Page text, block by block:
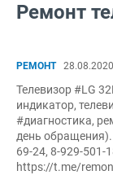
Ремонт
РЕМОНТ 28.08.2020
Телевизор #LG
индикатор,
#диагностика,
день
69-24, 8-929-501-
https://t.me/